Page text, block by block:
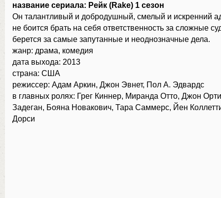
название сериала: Рейк (Rake) 1 сезон
Он талантливый и добродушный, смелый и искренний
не боится брать на себя ответственность за сложные
берется за самые запутанные и неоднозначные дела.
жанр: драма, комедия
дата выхода: 2013
страна: США
режиссер: Адам Аркин, Джон Эвнет, Пол А. Эдвардс
в главных ролях: Грег Киннер, Миранда Отто, Джон
Задеган, Бояна Новакович, Тара Саммерс, Йен
Дорси